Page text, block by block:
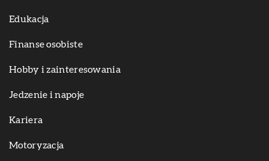
Edukacja
Finanse osobiste
Hobby i zainteresowania
Jedzenie i napoje
Kariera
Motoryzacja